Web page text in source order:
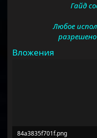
Гайд
Любое
Вложения
84a3835f701f.png